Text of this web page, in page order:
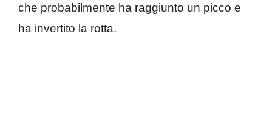
che probabilmente ha raggiunto un picco e
ha invertito la rotta.